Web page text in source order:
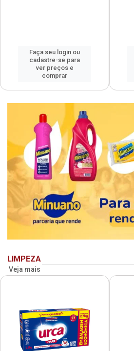
Faça seu login ou
cadastre-se para
ver preços e
comprar
LIMPEZA
Veja mais